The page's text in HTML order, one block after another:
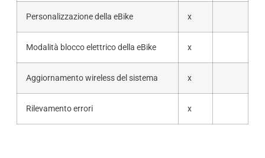
Personalizzazione della eBike x
Modalità blocco elettrico della eBike x
Aggiornamento wireless del sistema x
Rilevamento errori x